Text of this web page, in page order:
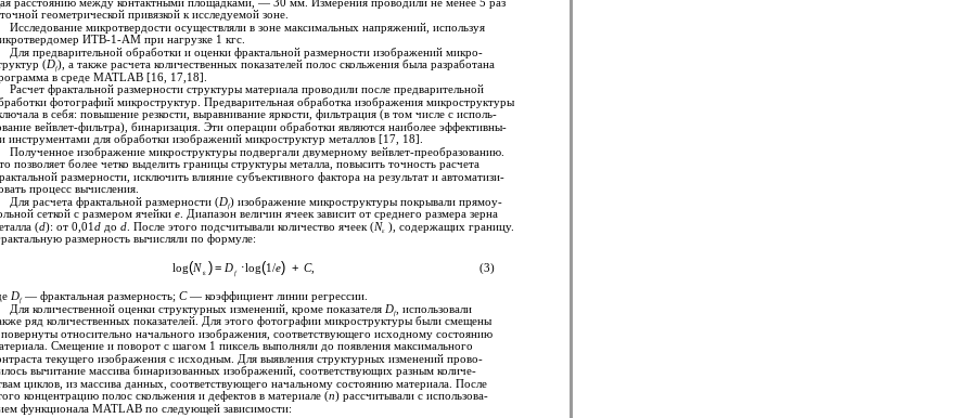
геометрической привязкой к исследуемой зоне.
Исследование микротвердости осуществляли в зоне максимальных напряжений, используя
ИТВ-1-АМ при нагрузке 1 кгс.
Для предварительной обработки и оценки фрактальной размерности изображений микро-
(Df), а также расчета количественных показателей полос скольжения была разработана
в среде MATLAB [16, 17,18].
Расчет фрактальной размерности структуры материала проводили после предварительной
фотографий микроструктур. Предварительная обработка изображения микроструктуры
в себя: повышение резкости, выравнивание яркости, фильтрация (в том числе с исполь-
вейвлет-фильтра), бинаризация. Эти операции обработки являются наиболее эффективны-
инструментами для обработки изображений микроструктур металлов [17, 18].
Полученное изображение микроструктуры подвергали двумерному вейвлет-преобразованию.
позволяет более четко выделить границы структуры металла, повысить точность расчета
размерности, исключить влияние субъективного фактора на результат и автоматизи-
процесс вычисления.
Для расчета фрактальной размерности (Df) изображение микроструктуры покрывали прямоу-
сеткой с размером ячейкиe . Диапазон величин ячеек зависит от среднего размера зерна
(d): от 0,01d доd . После этого подсчитывали количество ячеек (Nε ), содержащих границу.
размерность вычисляли по формуле:
log(N )= D ⋅log(1/e) + C, (3)
ε f
Df — фрактальная размерность;C— коэффициент линии регрессии.
Для количественной оценки структурных изменений, кроме показателя Df
, использовали
ряд количественных показателей. Для этого фотографии микроструктуры были смещены
относительно начального изображения, соответствующего исходному состоянию
Смещение и поворот с шагом 1 пиксель выполняли до появления максимального
текущего изображения с исходным. Для выявления структурных изменений прово-
вычитание массива бинаризованных изображений, соответствующих разным количе-
циклов, из массива данных, соответствующего начальному состоянию материала. После
концентрацию полос скольжения и дефектов в материале (n) рассчитывали с использова-
функционала MATLAB по следующей зависимости: